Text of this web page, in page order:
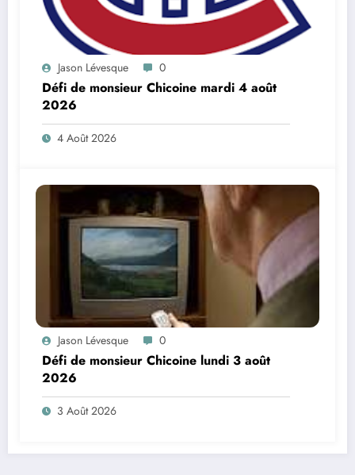
Jason Lévesque 0
Défi de monsieur Chicoine mardi 4 août
2026
4 Août 2026
Jason Lévesque 0
Défi de monsieur Chicoine lundi 3 août
2026
3 Août 2026